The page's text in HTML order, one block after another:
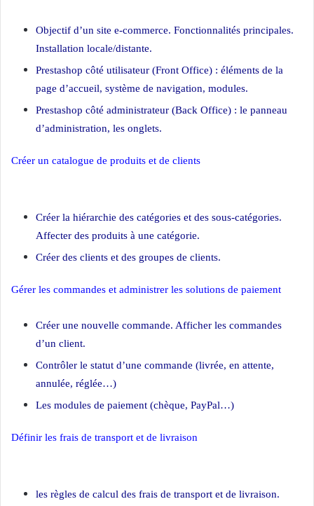
Objectif d’un site e-commerce. Fonctionnalités principales.
Installation locale/distante.
Prestashop côté utilisateur (Front Office) : éléments de la
page d’accueil, système de navigation, modules.
Prestashop côté administrateur (Back Office) : le panneau
d’administration, les onglets.
Créer un catalogue de produits et de clients
Créer la hiérarchie des catégories et des sous-catégories.
Affecter des produits à une catégorie.
Créer des clients et des groupes de clients.
Gérer les commandes et administrer les solutions de paiement
Créer une nouvelle commande. Afficher les commandes
d’un client.
Contrôler le statut d’une commande (livrée, en attente,
annulée, réglée…)
Les modules de paiement (chèque, PayPal…)
Définir les frais de transport et de livraison
les règles de calcul des frais de transport et de livraison.